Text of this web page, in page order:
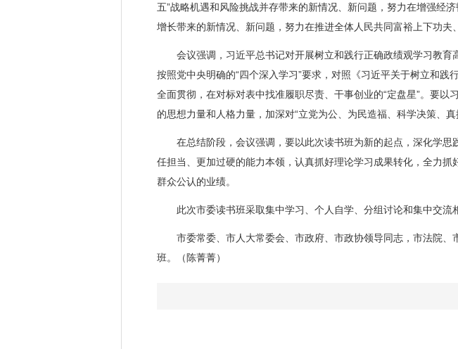
五”战略机遇和风险挑战并存带来的新情况、新问题，努力在增强经
增长带来的新情况、新问题，努力在推进全体人民共同富裕上下功夫
会议强调，习近平总书记对开展树立和践行正确政绩观学习教育
按照党中央明确的“四个深入学习”要求，对照《习近平关于树立和践
全面贯彻，在对标对表中找准履职尽责、干事创业的“定盘星”。要
的思想力量和人格力量，加深对“立党为公、为民造福、科学决策、
在总结阶段，会议强调，要以此次读书班为新的起点，深化学思
任担当、更加过硬的能力本领，认真抓好理论学习成果转化，全力
群众公认的业绩。
此次市委读书班采取集中学习、个人自学、分组讨论和集中交流
市委常委、市人大常委会、市政府、市政协领导同志，市法院、
班。（陈菁菁）